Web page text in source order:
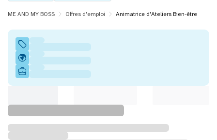
ME AND MY BOSS Offres d'emploi Animatrice d'Ateliers Bien-être